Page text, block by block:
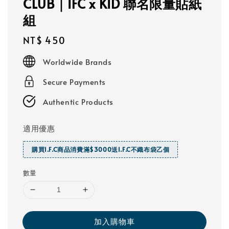
組
Regular
price
NT$ 450
Worldwide Brands
Secure Payments
Authentic Products
適用優惠
購買I.F.C商品消費滿$3000送I.F.C不織布袋乙個
數量
加入購物車